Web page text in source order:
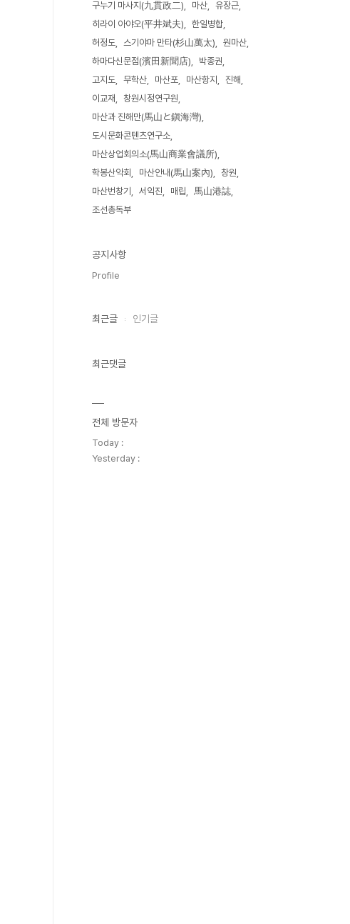
구누기 마사지(九貫政二)
마산
유장근
히라이 아야오(平井斌夫)
한일병합
허정도
스기야마 만타(杉山萬太)
원마산
하마다신문점(濱田新聞店)
박종권
고지도
무학산 마산포 마산항지
진해
이교재
창원시정연구원
마산과 진해만(馬山と鎭海灣)
도시문화콘텐츠연구소
마산상업회의소(馬山商業會議所)
학봉산악회
마산안내(馬山案內)
창원
마산번창기
서익진 매립
馬山港誌
조선총독부
공지사항
Profile
최근글 인기글
최근댓글
전체 방문자
Today :
Yesterday :